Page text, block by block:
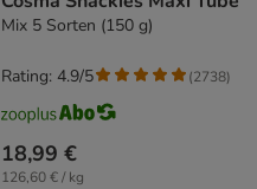
Mix 5 Sorten (150 g)
18,99 €
126,60 € / kg
Rating: 4.9/5 (2738)